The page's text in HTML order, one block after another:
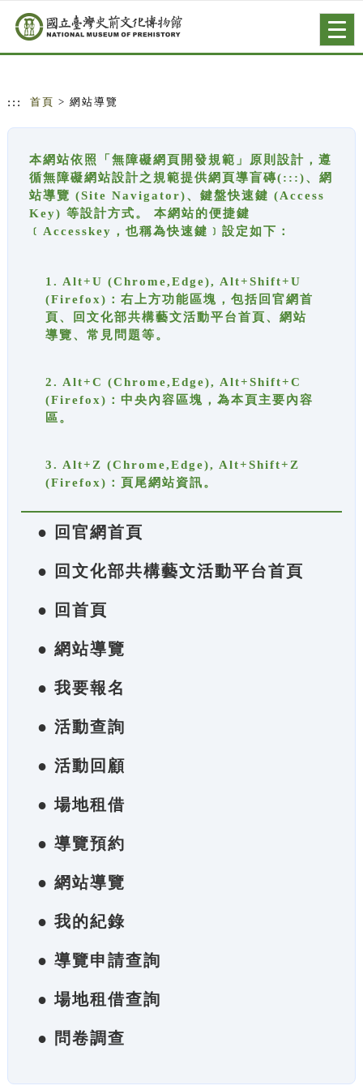
跳到主要內容
網站導覽
::: 首頁 > 網站導覽
本網站依照「無障礙網頁開發規範」原則設計，遵
循無障礙網站設計之規範提供網頁導盲磚(:::)、網
站導覽 (Site Navigator)、鍵盤快速鍵 (Access
Key) 等設計方式。 本網站的便捷鍵
﹝Accesskey，也稱為快速鍵﹞設定如下：
1. Alt+U (Chrome,Edge), Alt+Shift+U
(Firefox)：右上方功能區塊，包括回官網首
頁、回文化部共構藝文活動平台首頁、網站
導覽、常見問題等。
2. Alt+C (Chrome,Edge), Alt+Shift+C
(Firefox)：中央內容區塊，為本頁主要內容
區。
3. Alt+Z (Chrome,Edge), Alt+Shift+Z
(Firefox)：頁尾網站資訊。
● 回官網首頁
● 回文化部共構藝文活動平台首頁
● 回首頁
● 網站導覽
● 我要報名
● 活動查詢
● 活動回顧
● 場地租借
● 導覽預約
● 網站導覽
● 我的紀錄
● 導覽申請查詢
● 場地租借查詢
● 問卷調查